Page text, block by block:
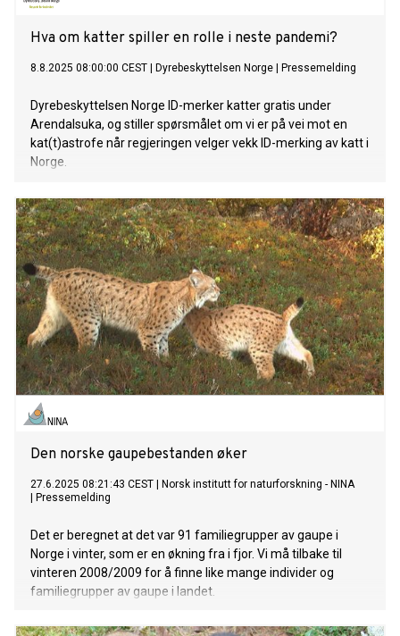
Hva om katter spiller en rolle i neste pandemi?
8.8.2025 08:00:00 CEST Dyrebeskyttelsen Norge Pressemelding
Dyrebeskyttelsen Norge ID-merker katter gratis under
Arendalsuka, og stiller spørsmålet om vi er på vei mot en
kat(t)astrofe når regjeringen velger vekk ID-merking av katt i
Norge.
Den norske gaupebestanden øker
27.6.2025 08:21:43 CEST
Norsk institutt for naturforskning - NINA
Pressemelding
Det er beregnet at det var 91 familiegrupper av gaupe i
Norge i vinter, som er en økning fra i fjor. Vi må tilbake til
vinteren 2008/2009 for å finne like mange individer og
familiegrupper av gaupe i landet.